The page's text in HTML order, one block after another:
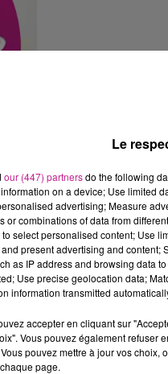
Le
our (447) partnersdo the following
on a device; Use limited
advertising; Measure
or combinations of data from
select personalised content; Use
present advertising and content;
as IP address and browsing data
Use precise geolocation data;
information transmitted
accepter en cliquant sur
Vous pouvez également refuser
pouvez mettre à jour vos choix,
page.